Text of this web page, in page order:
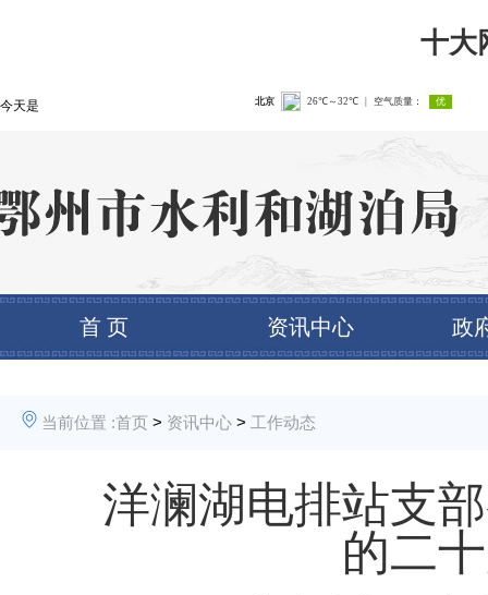
十大
今天是
首 页 资讯中心 政
当前位置 :首页 > 资讯中心 > 工作动态
洋澜湖电排站支
的二